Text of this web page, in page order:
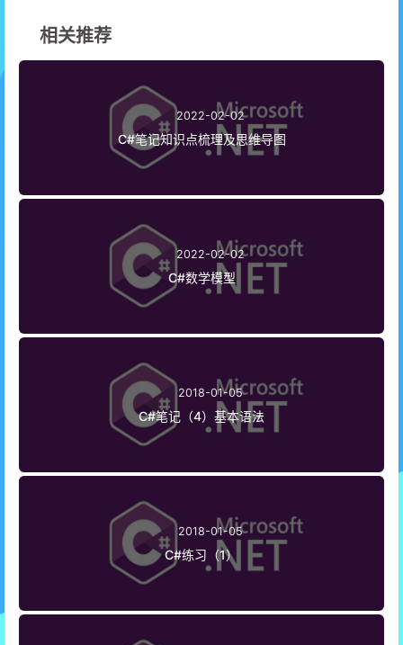
相关推荐
2022-02-02
C#笔记知识点梳理及思维导图
2022-02-02
C#数学模型
2018-01-05
C#笔记（4）基本语法
2018-01-05
C#练习（1）